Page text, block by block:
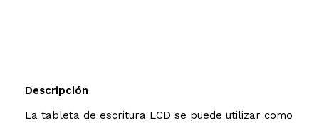
Descripción
La tableta de escritura LCD se puede utilizar como